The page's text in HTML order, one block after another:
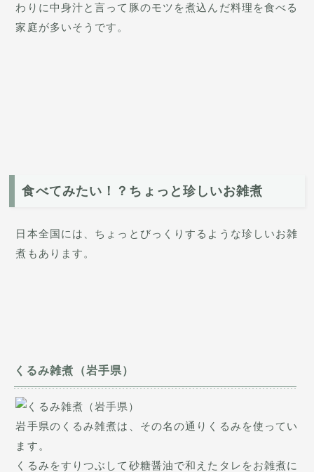
わりに中身汁と言って豚のモツを煮込んだ料理を食べる
家庭が多いそうです。
食べてみたい！？ちょっと珍しいお雑煮
日本全国には、ちょっとびっくりするような珍しいお雑
煮もあります。
くるみ雑煮（岩手県）
岩手県のくるみ雑煮は、その名の通りくるみを使ってい
ます。
くるみをすりつぶして砂糖醤油で和えたタレをお雑煮に